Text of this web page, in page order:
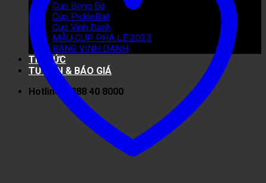
Cup Bóng Đá
Cúp PickleBall
Cup Vinh Danh
MẪU CUP PHA LÊ 2023
BẢNG VINH DANH
TIN TỨC
TƯ VẤN & BÁO GIÁ
Hotline: 0888 40 8000